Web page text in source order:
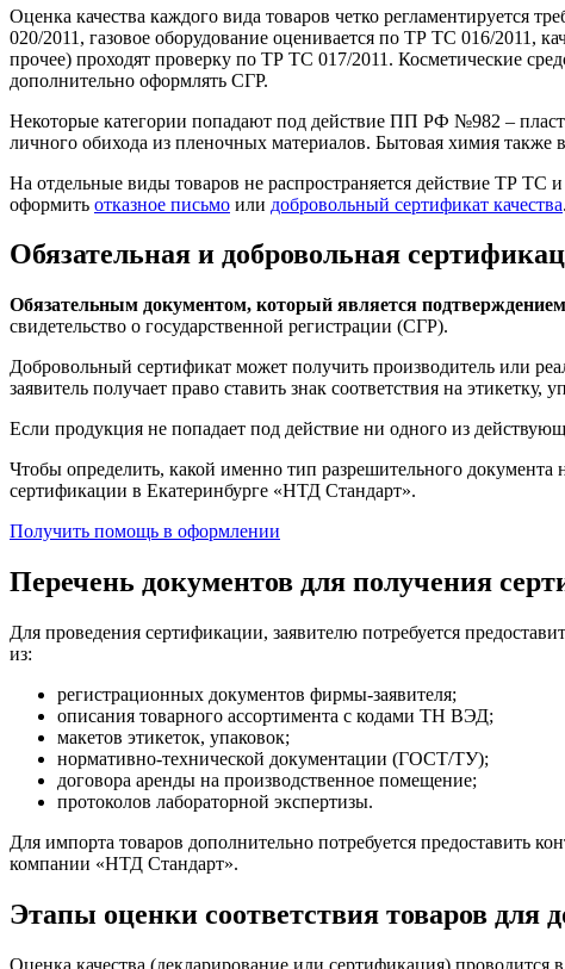
Оценка качества каждого вида товаров четко
020/2011, газовое оборудование оценивается по ТР ТС 016/2011,
прочее) проходят проверку по ТР ТС 017/2011. Косметические
дополнительно оформлять СГР.
Некоторые категории попадают под действие ПП РФ №982 –
личного обихода из пленочных материалов. Бытовая химия также
На отдельные виды товаров не распространяется действие ТР
оформить отказное письмо или добровольный сертификат качества.
Обязательная и добровольная
Обязательным документом, который является
свидетельство о государственной регистрации (СГР).
Добровольный сертификат может получить производитель или
заявитель получает право ставить знак соответствия на
Если продукция не попадает под действие ни одного из
Чтобы определить, какой именно тип разрешительного
сертификации в Екатеринбурге «НТД Стандарт».
Получить помощь в оформлении
Перечень документов для получения
Для проведения сертификации, заявителю потребуется
из:
регистрационных документов фирмы-заявителя;
описания товарного ассортимента с кодами ТН ВЭД;
макетов этикеток, упаковок;
нормативно-технической документации (ГОСТ/ТУ);
договора аренды на производственное помещение;
протоколов лабораторной экспертизы.
Для импорта товаров дополнительно потребуется предоставить
компании «НТД Стандарт».
Этапы оценки соответствия товаров для
Оценка качества (декларирование или сертификация) проводится